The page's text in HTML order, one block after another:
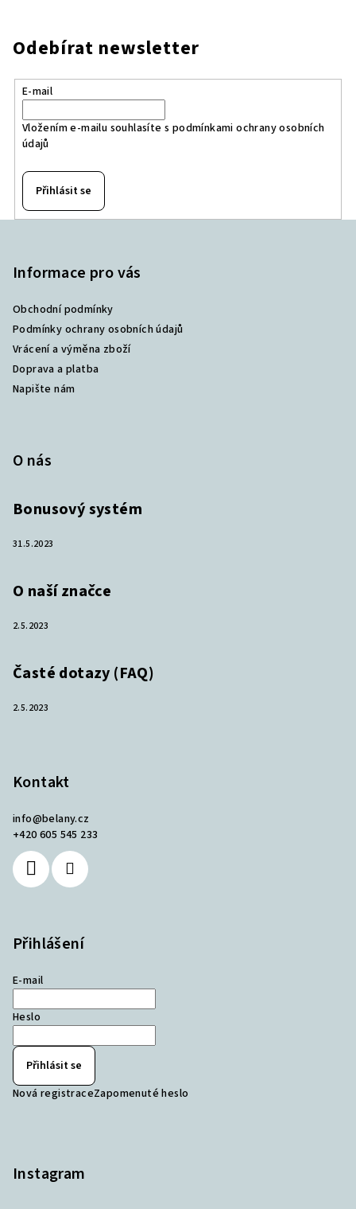
Odebírat newsletter
E-mail
Vložením e-mailu souhlasíte s podmínkami ochrany osobních
údajů
Přihlásit se
Informace pro vás
Obchodní podmínky
Podmínky ochrany osobních údajů
Vrácení a výměna zboží
Doprava a platba
Napište nám
O nás
Bonusový systém
31.5.2023
O naší značce
2.5.2023
Časté dotazy (FAQ)
2.5.2023
Kontakt
info@belany.cz
+420 605 545 233
Přihlášení
E-mail
Heslo
Přihlásit se
Nová registraceZapomenuté heslo
Instagram